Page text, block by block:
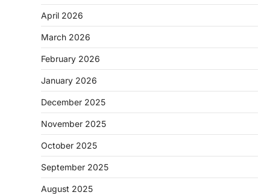
April 2026
March 2026
February 2026
January 2026
December 2025
November 2025
October 2025
September 2025
August 2025